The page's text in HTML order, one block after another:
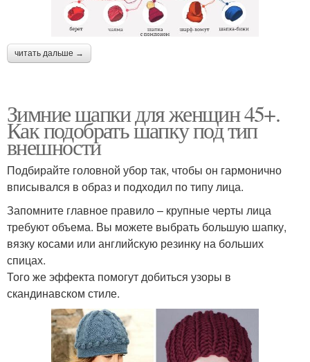
читать дальше →
Зимние шапки для женщин 45+.
Как подобрать шапку под тип
внешности
Подбирайте головной убор так, чтобы он гармонично
вписывался в образ и подходил по типу лица.
Запомните главное правило – крупные черты лица
требуют объема. Вы можете выбрать большую шапку,
вязку косами или английскую резинку на больших
спицах.
Того же эффекта помогут добиться узоры в
скандинавском стиле.